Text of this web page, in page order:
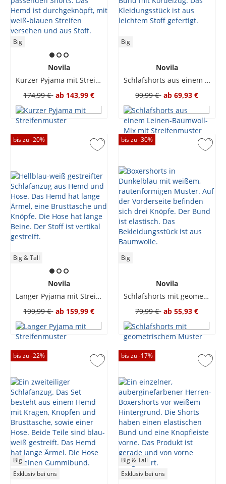
Big
Novila
Kurzer Pyjama mit Streifenmuster
174,99 € ab 143,99 €
Big
Novila
Schlafshorts aus einem Leinen-Baumwoll-Mix mit Streifenmuster
99,99 € ab 69,93 €
bis zu -20%
Big & Tall
Novila
Langer Pyjama mit Streifenmuster
199,99 € ab 159,99 €
bis zu -30%
Big
Novila
Schlafshorts mit geometrischem Muster
79,99 € ab 55,93 €
bis zu -22%
Big
Exklusiv bei uns
bis zu -17%
Big & Tall
Exklusiv bei uns